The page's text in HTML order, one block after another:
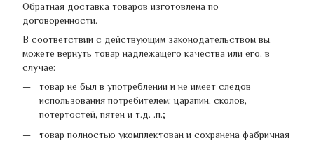
Обратная доставка товаров изготовлена по
договоренности.
В соответствии с действующим законодательством вы
можете вернуть товар надлежащего качества или его, в
случае:
товар не был в употреблении и не имеет следов
использования потребителем: царапин, сколов,
потертостей, пятен и т.д. .п.;
товар полностью укомплектован и сохранена фабричная